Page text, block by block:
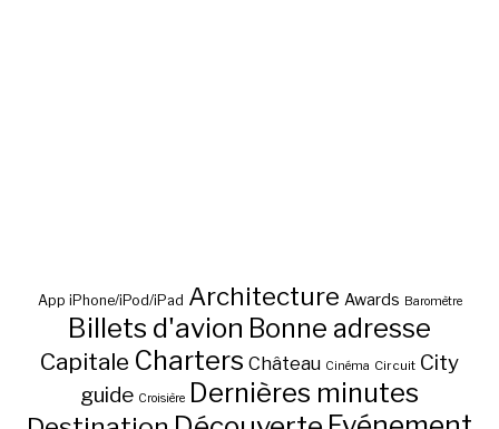
App iPhone/iPod/iPad Architecture Awards Baromètre
Billets d'avion Bonne adresse
Capitale Charters Château Cinéma Circuit City
guide Croisière Dernières minutes